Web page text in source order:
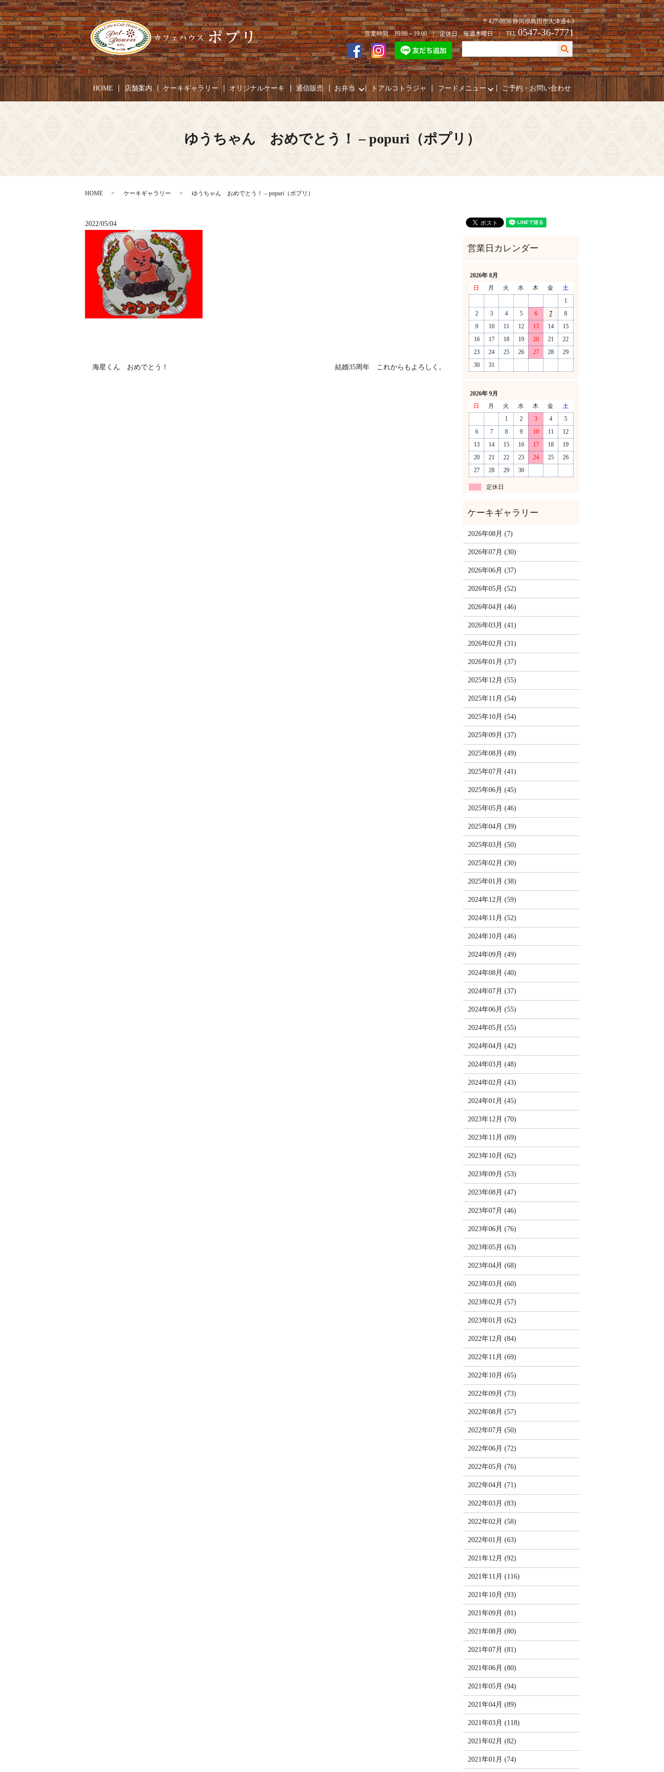
〒427-0056 静岡県島田市大津通4-3
営業時間 10:00～19:00 | 定休日 毎週木曜日 | TEL0547-36-7771
HOME 店舗案内 ケーキギャラリー オリジナルケーキ 通信販売 お弁当 トアルコトラジャ フードメニュー ご予約・お問い合わせ
ゆうちゃん おめでとう！ – popuri（ポプリ）
HOME ケーキギャラリー ゆうちゃん おめでとう！ – popuri（ポプリ）
2022/05/04
海星くん おめでとう！ 結婚35周年 これからもよろしく。
2026年 8月
日
月 火 水 木 金
土
1
2
3 4 5 6 7
8
9
10 11 12 13 14
15
16
17 18 19 20 21
22
23
24 25 26 27 28
29
30
31
2026年 9月
日
月 火 水 木 金
土
1
2 3 4
5
6
7 8 9 10 11
12
13
14 15 16 17 18
19
20
21 22 23 24 25
26
27
28 29 30
定休日
2026年08月 (7)
2026年07月 (30)
2026年06月 (37)
2026年05月 (52)
2026年04月 (46)
2026年03月 (41)
2026年02月 (31)
2026年01月 (37)
2025年12月 (55)
2025年11月 (54)
2025年10月 (54)
2025年09月 (37)
2025年08月 (49)
2025年07月 (41)
2025年06月 (45)
2025年05月 (46)
2025年04月 (39)
2025年03月 (50)
2025年02月 (30)
2025年01月 (38)
2024年12月 (59)
2024年11月 (52)
2024年10月 (46)
2024年09月 (49)
2024年08月 (40)
2024年07月 (37)
2024年06月 (55)
2024年05月 (55)
2024年04月 (42)
2024年03月 (48)
2024年02月 (43)
2024年01月 (45)
2023年12月 (70)
2023年11月 (69)
2023年10月 (62)
2023年09月 (53)
2023年08月 (47)
2023年07月 (46)
2023年06月 (76)
2023年05月 (63)
2023年04月 (68)
2023年03月 (60)
2023年02月 (57)
2023年01月 (62)
2022年12月 (84)
2022年11月 (69)
2022年10月 (65)
2022年09月 (73)
2022年08月 (57)
2022年07月 (50)
2022年06月 (72)
2022年05月 (76)
2022年04月 (71)
2022年03月 (83)
2022年02月 (58)
2022年01月 (63)
2021年12月 (92)
2021年11月 (116)
2021年10月 (93)
2021年09月 (81)
2021年08月 (80)
2021年07月 (81)
2021年06月 (80)
2021年05月 (94)
2021年04月 (89)
2021年03月 (118)
2021年02月 (82)
2021年01月 (74)